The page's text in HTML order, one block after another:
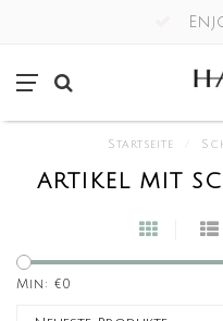
Startseite
ARTIKEL MIT
Min: €0